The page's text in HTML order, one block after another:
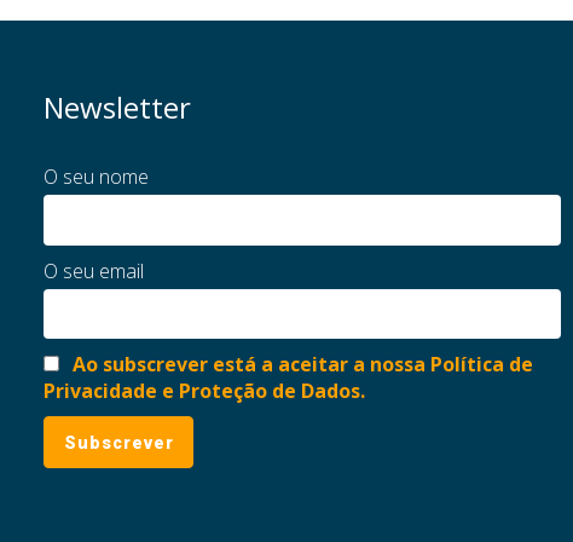
Newsletter
O seu nome
O seu email
Ao subscrever está a aceitar a nossa Política de
Privacidade e Proteção de Dados.